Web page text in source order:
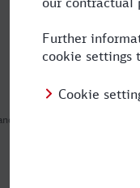
2026-08-08 02:05
22.08.26
19:56